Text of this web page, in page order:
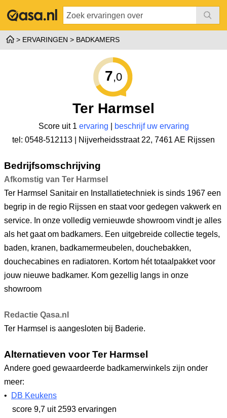
ERVARINGEN BADKAMERS
7,0
Ter Harmsel
Score uit 1 ervaring
beschrijf uw ervaring
tel: 0548-512113 |
Nijverheidsstraat 22, 7461 AE Rijssen
Bedrijfsomschrijving
Afkomstig van Ter Harmsel
Ter Harmsel Sanitair en Installatietechniek is sinds 1967 een
begrip in de regio Rijssen en staat voor gedegen vakwerk en
service. In onze volledig vernieuwde showroom vindt je alles
als het gaat om badkamers. Een uitgebreide collectie tegels,
baden, kranen, badkamermeubelen, douchebakken,
douchecabines en radiatoren. Kortom hét totaalpakket voor
jouw nieuwe badkamer. Kom gezellig langs in onze
showroom
Redactie Qasa.nl
Ter Harmsel is aangesloten bij Baderie.
Alternatieven voor Ter Harmsel
Andere goed gewaardeerde badkamerwinkels zijn onder
meer:
•
DB Keukens
score 9,7 uit 2593 ervaringen